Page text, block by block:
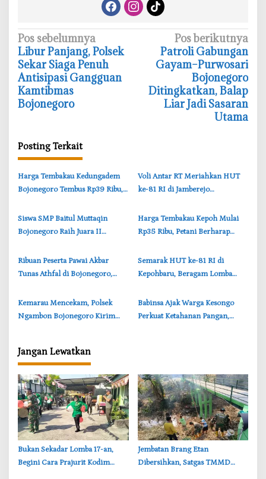
N
a
v
i
g
s
i
p
o
Pos sebelumnya
‎Libur Panjang, Polsek
Sekar Siaga Penuh
Antisipasi Gangguan
Kamtibmas
Bojonegoro
Pos berikutnya
‎Patroli Gabungan
Gayam–Purwosari
Bojonegoro
Ditingkatkan, Balap
Liar Jadi Sasaran
Utama
Posting Terkait
‎Harga Tembakau Kedungadem
Bojonegoro Tembus Rp39 Ribu,
‎Voli Antar RT Meriahkan HUT
ke-81 RI di Jamberejo
Ikut Bertanding
‎Siswa SMP Baitul Muttaqin
Bojonegoro Raih Juara II
Gemilang
Harga Tembakau Kepoh Mulai
Rp35 Ribu, Petani Berharap
‎Ribuan Peserta Pawai Akbar
Tunas Athfal di Bojonegoro,
Anak
Semarak HUT ke-81 RI di
Kepohbaru, Beragam Lomba
‎Kemarau Mencekam, Polsek
Ngambon Bojonegoro Kirim
‎Babinsa Ajak Warga Kesongo
Perkuat Ketahanan Pangan,
Jangan Lewatkan
‎Bukan Sekadar Lomba 17-an,
Begini Cara Prajurit Kodim
‎Jembatan Brang Etan
Dibersihkan, Satgas TMMD